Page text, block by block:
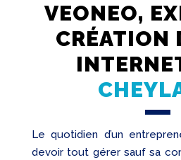
Création
Web
Referencement
Réseaux
sociaux
VEONEO,
CRÉATION
Le quotidien d’un
devoir tout gérer sauf sa